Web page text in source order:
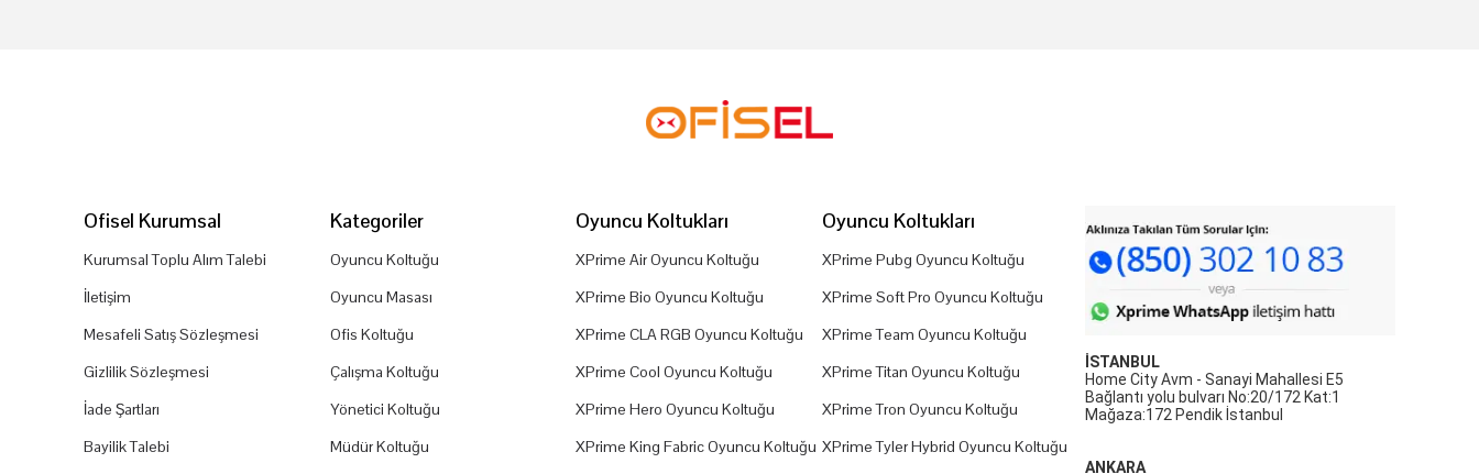
Ofisel Kurumsal
Kurumsal Toplu Alım Talebi
İletişim
Mesafeli Satış Sözleşmesi
Gizlilik Sözleşmesi
İade Şartları
Bayilik Talebi
Kategoriler
Oyuncu Koltuğu
Oyuncu Masası
Ofis Koltuğu
Çalışma Koltuğu
Yönetici Koltuğu
Müdür Koltuğu
Oyuncu Koltukları
XPrime Air Oyuncu Koltuğu
XPrime Bio Oyuncu Koltuğu
XPrime CLA RGB Oyuncu Koltuğu
XPrime Cool Oyuncu Koltuğu
XPrime Hero Oyuncu Koltuğu
XPrime King Fabric Oyuncu Koltuğu
Oyuncu Koltukları
XPrime Pubg Oyuncu Koltuğu
XPrime Soft Pro Oyuncu Koltuğu
XPrime Team Oyuncu Koltuğu
XPrime Titan Oyuncu Koltuğu
XPrime Tron Oyuncu Koltuğu
XPrime Tyler Hybrid Oyuncu Koltuğu
İSTANBUL
Home City Avm - Sanayi Mahallesi E5
Bağlantı yolu bulvarı No:20/172 Kat:1
Mağaza:172 Pendik İstanbul
ANKARA